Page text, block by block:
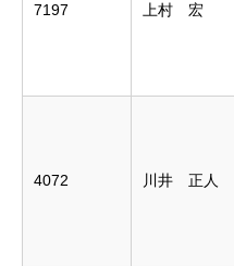
7197 上村 宏
4072 川井 正人